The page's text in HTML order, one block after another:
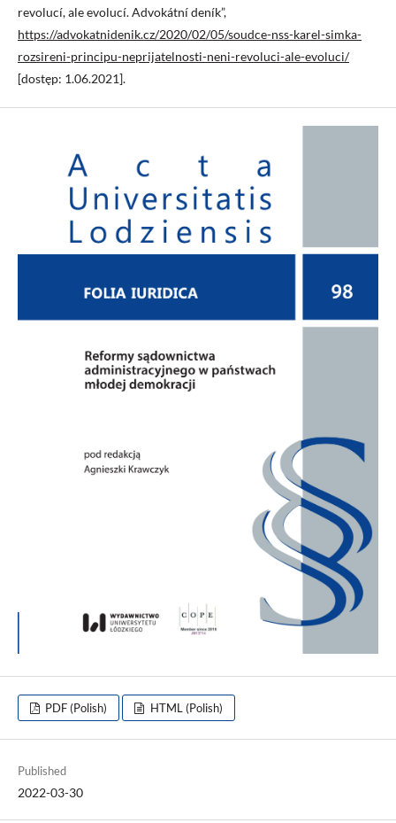
revolucí, ale evolucí. Advokátní deník”,
https://advokatnidenik.cz/2020/02/05/soudce-nss-karel-simka-
rozsireni-principu-neprijatelnosti-neni-revoluci-ale-evoluci/
[dostęp: 1.06.2021].
PDF (Polish) HTML (Polish)
Published
2022-03-30